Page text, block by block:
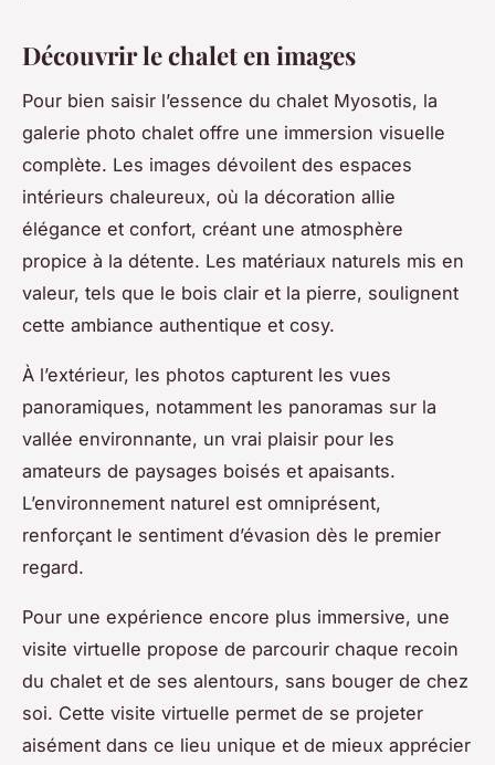
Découvrir le chalet en images
Pour bien saisir l’essence du chalet Myosotis, la
galerie photo chalet offre une immersion visuelle
complète. Les images dévoilent des espaces
intérieurs chaleureux, où la décoration allie
élégance et confort, créant une atmosphère
propice à la détente. Les matériaux naturels mis en
valeur, tels que le bois clair et la pierre, soulignent
cette ambiance authentique et cosy.
À l’extérieur, les photos capturent les vues
panoramiques, notamment les panoramas sur la
vallée environnante, un vrai plaisir pour les
amateurs de paysages boisés et apaisants.
L’environnement naturel est omniprésent,
renforçant le sentiment d’évasion dès le premier
regard.
Pour une expérience encore plus immersive, une
visite virtuelle propose de parcourir chaque recoin
du chalet et de ses alentours, sans bouger de chez
soi. Cette visite virtuelle permet de se projeter
aisément dans ce lieu unique et de mieux apprécier